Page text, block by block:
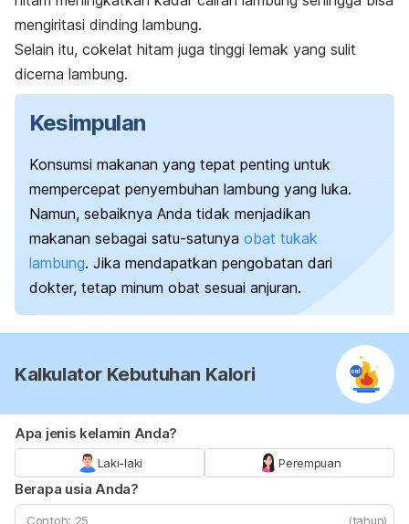
mengiritasi dinding lambung.
Selain itu, cokelat hitam juga tinggi lemak yang sulit
dicerna lambung.
Kesimpulan
Konsumsi makanan yang tepat penting untuk
mempercepat penyembuhan lambung yang luka.
Namun, sebaiknya Anda tidak menjadikan
makanan sebagai satu-satunya obat tukak
lambung. Jika mendapatkan pengobatan dari
dokter, tetap minum obat sesuai anjuran.
Kalkulator Kebutuhan Kalori
Apa jenis kelamin Anda?
Laki-laki Perempuan
Berapa usia Anda?
(tahun)